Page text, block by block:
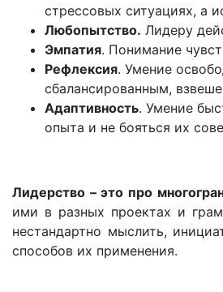
стрессовых ситуациях, а
Любопытство. Лидеру
Эмпатия. Понимание
Рефлексия. Умение
сбалансированным,
Адаптивность. Умение
опыта и не бояться их
Лидерство – это про
ими в разных проектах и
нестандартно мыслить,
способов их применения.